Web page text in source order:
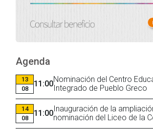
Agenda
13
08
11:00Nominación del Centro
Integrado de Pueblo Greco
14
08
11:00 Inauguración de la
nominación del Liceo de la